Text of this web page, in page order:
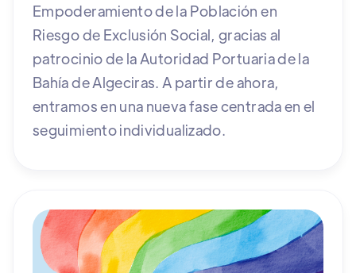
Empoderamiento de la Población en
Riesgo de Exclusión Social, gracias al
patrocinio de la Autoridad Portuaria de la
Bahía de Algeciras. A partir de ahora,
entramos en una nueva fase centrada en el
seguimiento individualizado.